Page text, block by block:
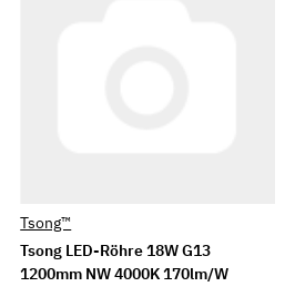
Tsong™
Tsong LED-Röhre 18W G13
1200mm NW 4000K 170lm/W